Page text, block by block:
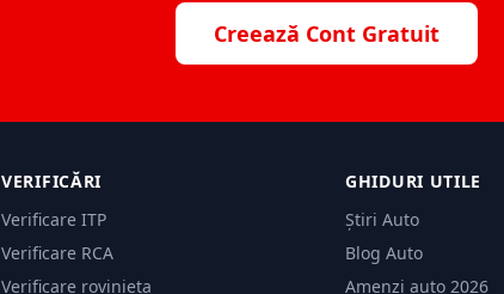
Creează Cont Gratuit
VERIFICĂRI
Verificare ITP
Verificare RCA
Verificare rovinieta
GHIDURI UTILE
Știri Auto
Blog Auto
Amenzi auto 2026